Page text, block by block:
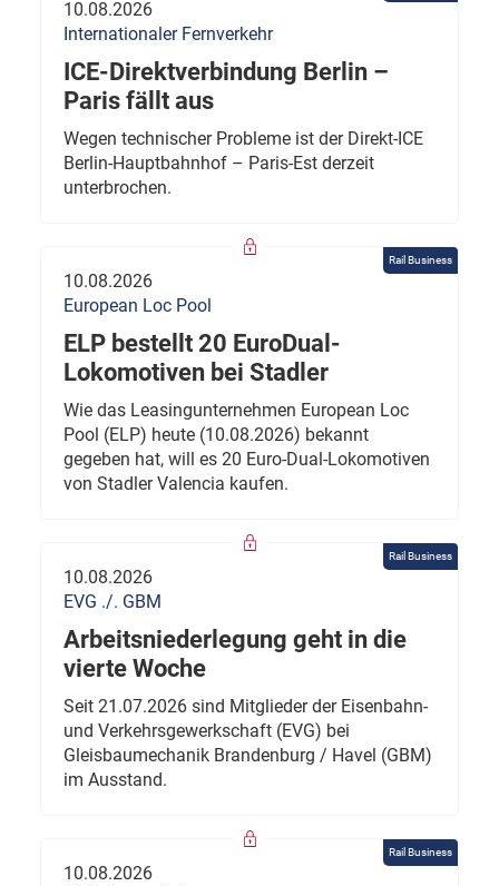
10.08.2026
Internationaler Fernverkehr
ICE-Direktverbindung Berlin –
Paris fällt aus
Wegen technischer Probleme ist der Direkt-ICE
Berlin-Hauptbahnhof – Paris-Est derzeit
unterbrochen.
Rail Business
10.08.2026
European Loc Pool
ELP bestellt 20 EuroDual-
Lokomotiven bei Stadler
Wie das Leasingunternehmen European Loc
Pool (ELP) heute (10.08.2026) bekannt
gegeben hat, will es 20 Euro-Dual-Lokomotiven
von Stadler Valencia kaufen.
Rail Business
10.08.2026
EVG ./. GBM
Arbeitsniederlegung geht in die
vierte Woche
Seit 21.07.2026 sind Mitglieder der Eisenbahn-
und Verkehrsgewerkschaft (EVG) bei
Gleisbaumechanik Brandenburg / Havel (GBM)
im Ausstand.
Rail Business
10.08.2026